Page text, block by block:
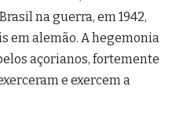
na guerra, em 1942,
em alemão. A hegemonia
açorianos, fortemente
e exercem a